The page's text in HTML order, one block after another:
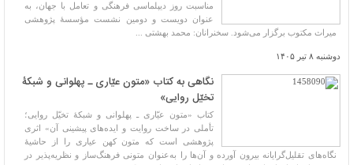
مناسبت روز دیپلماسی فرهنگی و تعامل با جهان، به
عنوان دویست و دومین نشست مؤسسهٔ پژوهشی
میراث مکتوب برگزار می‌شود. سخنرانان: محمد بهشتی ...
دوشنبه ۸ تیر ۱۴۰۵
نگاهی به کتاب «متون عیّاری ـ پهلوانی و شبکۀ
تخیّل روایی»
کتاب «متون عیّاری ـ پهلوانی و شبکۀ تخیّل روایی؛
تأملی در ساخت روایت و ایده‌های پیشینی آن» اثری
پژوهشی است که متون کهن عیاری را از حاشیۀ
نگاه‌های تقلیل‌گرایانه بیرون آورده و آن‌ها را به‌عنوان متونی فرهنگ‌ساز و نظریه‌پذیر در